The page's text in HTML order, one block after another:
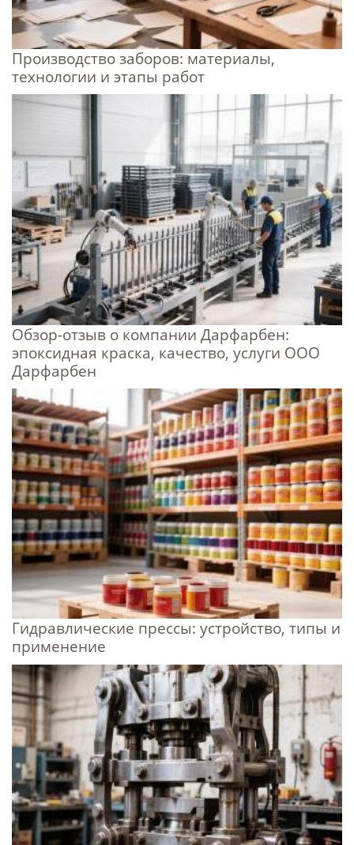
Производство заборов: материалы,
технологии и этапы работ
Обзор-отзыв о компании Дарфарбен:
эпоксидная краска, качество, услуги ООО
Дарфарбен
Гидравлические прессы: устройство, типы и
применение